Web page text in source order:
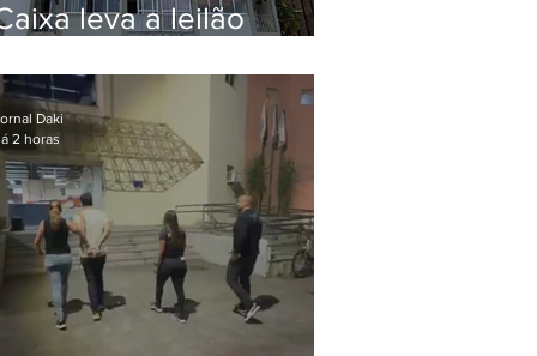
leva a leilão
em Botafogo
Daki
2 horas